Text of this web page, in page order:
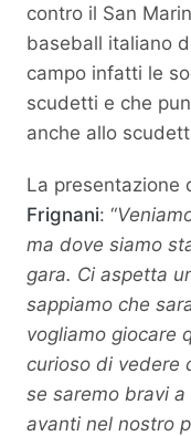
contro il San
baseball italiano
campo infatti le
scudetti e che
anche allo
La presentazione
Frignani: “
ma dove siamo
gara. Ci aspetta
sappiamo che
vogliamo giocare
curioso di vedere
se saremo bravi
avanti nel nostro